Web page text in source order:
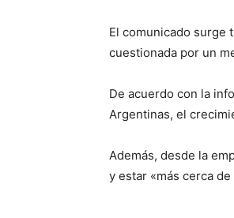
El comunicado surge
cuestionada por un
De acuerdo con la
Argentinas, el
Además, desde la
y estar «más cerca